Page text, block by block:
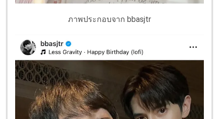
ภาพประกอบจาก bbasjtr